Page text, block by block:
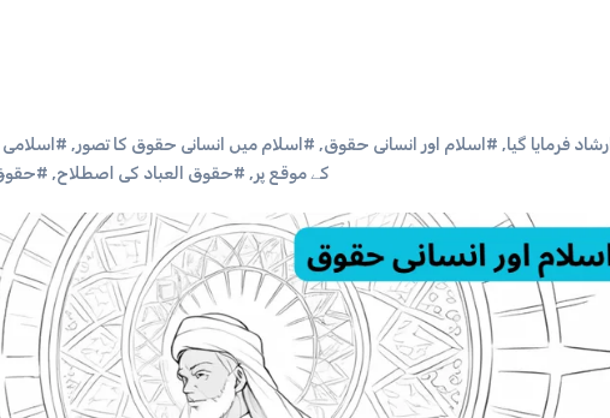
#ارشاد فرمایا گیا, #اسلام اور انسانی حقوق, #اسلام میں انسانی حقوق کا تصور, #اسلامی
کے موقع پر, #حقوق العباد کی اصطلاح, #حقوق